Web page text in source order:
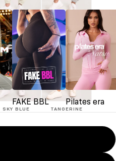
FAKE BBL Pilates era
OFF WHITE PLATINUM
SKY BLUE TANGERINE